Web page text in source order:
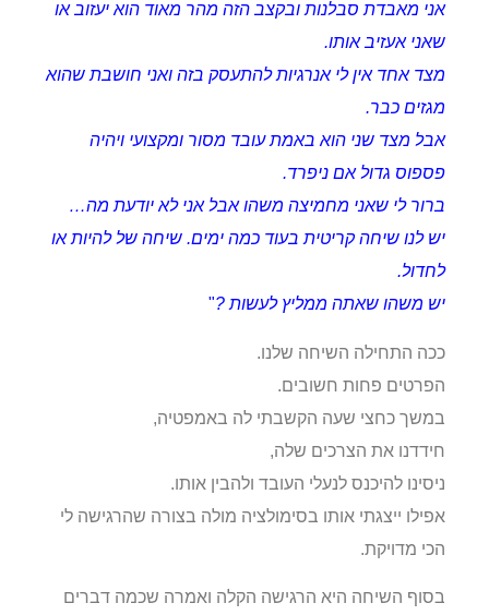
אני מאבדת סבלנות ובקצב הזה מהר מאוד הוא יעזוב או
שאני אעזיב אותו.
מצד אחד אין לי אנרגיות להתעסק בזה ואני חושבת שהוא
מגזים כבר.
אבל מצד שני הוא באמת עובד מסור ומקצועי ויהיה
פספוס גדול אם ניפרד.
ברור לי שאני מחמיצה משהו אבל אני לא יודעת מה…
יש לנו שיחה קריטית בעוד כמה ימים. שיחה של להיות או
לחדול.
יש משהו שאתה ממליץ לעשות ?"
ככה התחילה השיחה שלנו.
הפרטים פחות חשובים.
במשך כחצי שעה הקשבתי לה באמפטיה,
חידדנו את הצרכים שלה,
ניסינו להיכנס לנעלי העובד ולהבין אותו.
אפילו ייצגתי אותו בסימולציה מולה בצורה שהרגישה לי
הכי מדויקת.
בסוף השיחה היא הרגישה הקלה ואמרה שכמה דברים